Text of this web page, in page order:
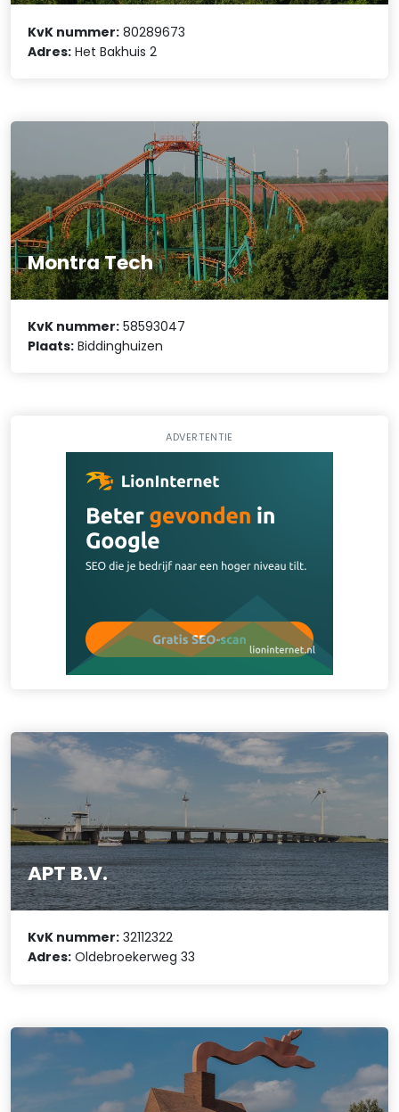
KvK nummer: 80289673
Adres: Het Bakhuis 2
Montra Tech
KvK nummer: 58593047
Plaats: Biddinghuizen
ADVERTENTIE
APT B.V.
KvK nummer: 32112322
Adres: Oldebroekerweg 33